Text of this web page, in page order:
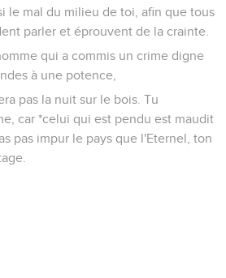
le mal du milieu de toi, afin que tous
parler et éprouvent de la crainte.
qui a commis un crime digne
à une potence,
pas la nuit sur le bois. Tu
car *celui qui est pendu est maudit
pas impur le pays que l'Eternel, ton